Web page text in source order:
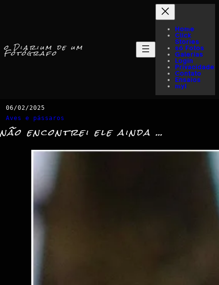
o Diarium de um
Fotógrafo
Home
Click
Stories
só Fotos
Galerias
Login
Privacidade
Contato
Ensaios
myI
06/02/2025
Aves e pássaros
não encontrei ele ainda …